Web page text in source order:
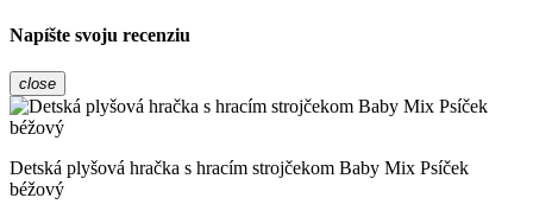
Napíšte svoju recenziu
close
Detská plyšová hračka s hracím strojčekom Baby Mix Psíček
béžový